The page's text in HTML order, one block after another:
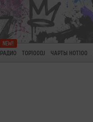
РАДИО TOP100DJ ЧАРТЫ HOT100